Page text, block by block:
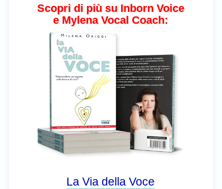
Scopri di più su Inborn Voice
e Mylena Vocal Coach:
La Via della Voce